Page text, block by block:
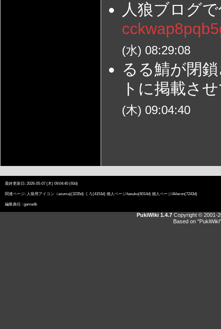
人狼ブログ
(水) 08:29:08
るる鯖が閉
トに掲載さ
(木) 09:04:40
最終更新日: 2026-05-07 (木) 09:04:40 (93d)
関連ページ: 人狼用アイコン（azuma)(3235d) くろ(4153d) 個人ページ/tasuku(6014d) 個人ページ/Aileron(7243d)
編集責任 : gamedb
PukiWiki 1.4.7 Copyright © 2001-
Based on